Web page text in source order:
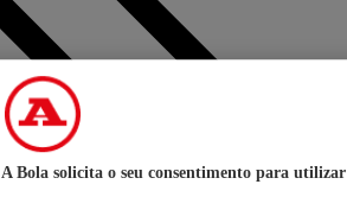
A Bola solicita o seu consentimento para utilizar